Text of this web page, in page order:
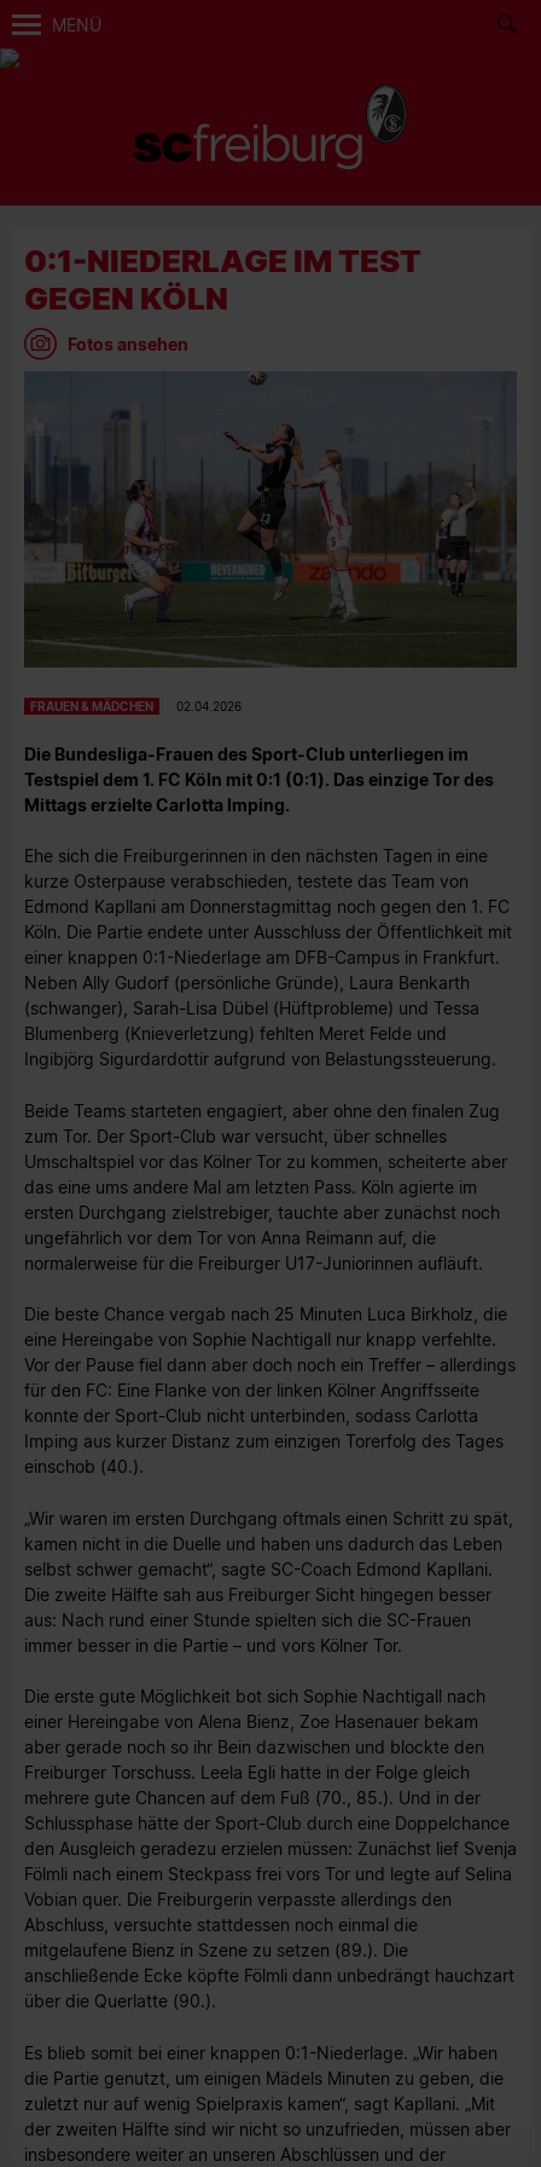
MENÜ
0:1-NIEDERLAGE IM TEST
GEGEN KÖLN
Fotos ansehen
FRAUEN & MÄDCHEN 02.04.2026
Die Bundesliga-Frauen des Sport-Club unterliegen im
Testspiel dem 1. FC Köln mit 0:1 (0:1). Das einzige Tor des
Mittags erzielte Carlotta Imping.
Ehe sich die Freiburgerinnen in den nächsten Tagen in eine
kurze Osterpause verabschieden, testete das Team von
Edmond Kapllani am Donnerstagmittag noch gegen den 1. FC
Köln. Die Partie endete unter Ausschluss der Öffentlichkeit mit
einer knappen 0:1-Niederlage am DFB-Campus in Frankfurt.
Neben Ally Gudorf (persönliche Gründe), Laura Benkarth
(schwanger), Sarah-Lisa Dübel (Hüftprobleme) und Tessa
Blumenberg (Knieverletzung) fehlten Meret Felde und
Ingibjörg Sigurdardottir aufgrund von Belastungssteuerung.
Beide Teams starteten engagiert, aber ohne den finalen Zug
zum Tor. Der Sport-Club war versucht, über schnelles
Umschaltspiel vor das Kölner Tor zu kommen, scheiterte aber
das eine ums andere Mal am letzten Pass. Köln agierte im
ersten Durchgang zielstrebiger, tauchte aber zunächst noch
ungefährlich vor dem Tor von Anna Reimann auf, die
normalerweise für die Freiburger U17-Juniorinnen aufläuft.
Die beste Chance vergab nach 25 Minuten Luca Birkholz, die
eine Hereingabe von Sophie Nachtigall nur knapp verfehlte.
Vor der Pause fiel dann aber doch noch ein Treffer – allerdings
für den FC: Eine Flanke von der linken Kölner Angriffsseite
konnte der Sport-Club nicht unterbinden, sodass Carlotta
Imping aus kurzer Distanz zum einzigen Torerfolg des Tages
einschob (40.).
„Wir waren im ersten Durchgang oftmals einen Schritt zu spät,
kamen nicht in die Duelle und haben uns dadurch das Leben
selbst schwer gemacht“, sagte SC-Coach Edmond Kapllani.
Die zweite Hälfte sah aus Freiburger Sicht hingegen besser
aus: Nach rund einer Stunde spielten sich die SC-Frauen
immer besser in die Partie – und vors Kölner Tor.
Die erste gute Möglichkeit bot sich Sophie Nachtigall nach
einer Hereingabe von Alena Bienz, Zoe Hasenauer bekam
aber gerade noch so ihr Bein dazwischen und blockte den
Freiburger Torschuss. Leela Egli hatte in der Folge gleich
mehrere gute Chancen auf dem Fuß (70., 85.). Und in der
Schlussphase hätte der Sport-Club durch eine Doppelchance
den Ausgleich geradezu erzielen müssen: Zunächst lief Svenja
Fölmli nach einem Steckpass frei vors Tor und legte auf Selina
Vobian quer. Die Freiburgerin verpasste allerdings den
Abschluss, versuchte stattdessen noch einmal die
mitgelaufene Bienz in Szene zu setzen (89.). Die
anschließende Ecke köpfte Fölmli dann unbedrängt hauchzart
über die Querlatte (90.).
Es blieb somit bei einer knappen 0:1-Niederlage. „Wir haben
die Partie genutzt, um einigen Mädels Minuten zu geben, die
zuletzt nur auf wenig Spielpraxis kamen“, sagt Kapllani. „Mit
der zweiten Hälfte sind wir nicht so unzufrieden, müssen aber
insbesondere weiter an unseren Abschlüssen und der